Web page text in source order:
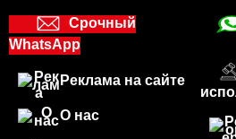
Срочный
WhatsApp
Реклама на сайте
О нас